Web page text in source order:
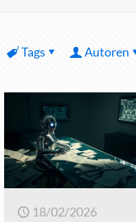
Tags Autoren
18/02/2026